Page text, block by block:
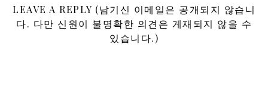
LEAVE A REPLY (남기신 이메일은 공개되지 않습니
다. 다만 신원이 불명확한 의견은 게재되지 않을 수
있습니다.)